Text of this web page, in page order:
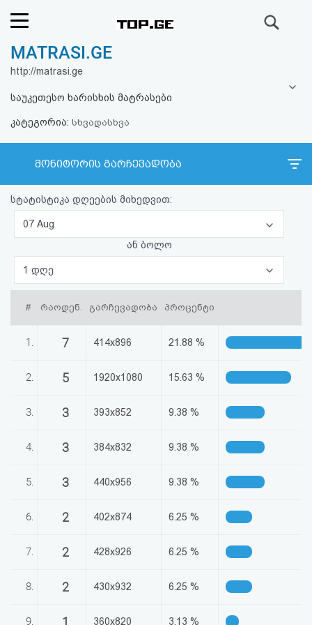
რეიტინგი
ფოსტა
კითხვა-
პასუხი
ავტორიზაცია
რეგისტრაცია
აღდგენა
კოდი
შეთანხმება
უარყოფა
MATRASI.GE
http://matrasi.ge
საუკეთესო ხარისხის მატრასები
კატეგორია: სხვადასხვა
მონიტორის გარჩევადობა
სტატისტიკა დღეების მიხედვით:
07 Aug
ან ბოლო
1 დღე
# რაოდენ. გარჩევადობა პროცენტი
1. 7 414x896 21.88 %
2. 5 1920x1080 15.63 %
3. 3 393x852 9.38 %
4. 3 384x832 9.38 %
5. 3 440x956 9.38 %
6. 2 402x874 6.25 %
7. 2 428x926 6.25 %
8. 2 430x932 6.25 %
9. 1 360x820 3.13 %